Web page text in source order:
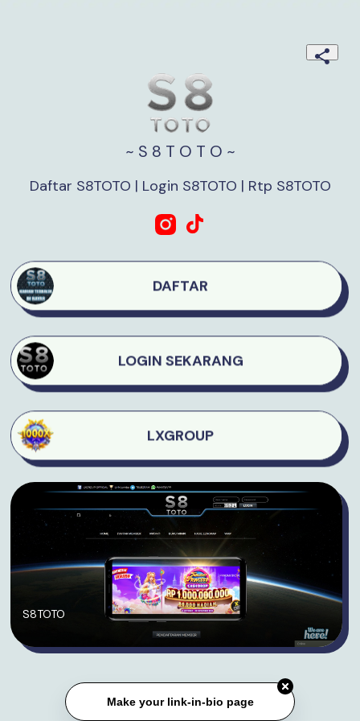
~ S 8 T O T O ~
DAFTAR
LOGIN SEKARANG
LXGROUP
S8TOTO
Make your link-in-bio page